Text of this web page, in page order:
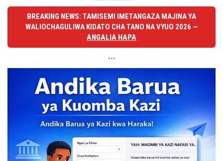
BREAKING NEWS: TAMISEMI IMETANGAZA MAJINA YA
WALIOCHAGULIWA KIDATO CHA TANO NA VYUO 2026 —
ANGALIA HAPA
```